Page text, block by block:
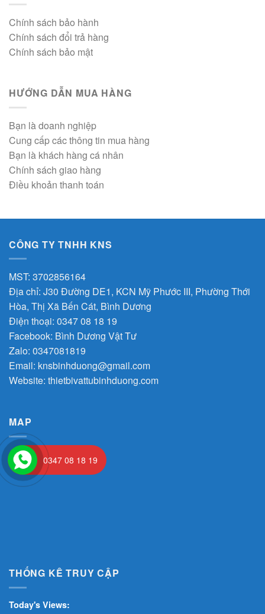
Chính sách bảo hành
Chính sách đổi trả hàng
Chính sách bảo mật
HƯỚNG DẪN MUA HÀNG
Bạn là doanh nghiệp
Cung cấp các thông tin mua hàng
Bạn là khách hàng cá nhân
Chính sách giao hàng
Điều khoản thanh toán
CÔNG TY TNHH KNS
MST: 3702856164
Địa chỉ: J30 Đường DE1, KCN Mỹ Phước III, Phường Thới
Hòa, Thị Xã Bến Cát, Bình Dương
Điện thoại: 0347 08 18 19
Facebook: Bình Dương Vật Tư
Zalo: 0347081819
Email: knsbinhduong@gmail.com
Website: thietbivattubinhduong.com
MAP
THỐNG KÊ TRUY CẬP
Today's Views:
0347 08 18 19